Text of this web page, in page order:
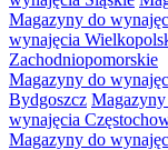
Magazyny do
wynajęcia
Zachodniopomorskie
Magazyny do
Bydgoszcz
wynajęcia
Magazyny do